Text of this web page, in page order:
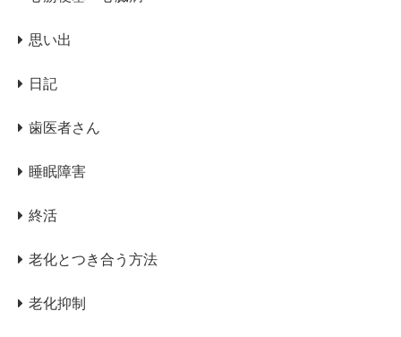
思い出
日記
歯医者さん
睡眠障害
終活
老化とつき合う方法
老化抑制